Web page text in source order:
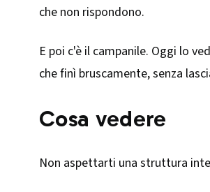
che non rispondono.
E poi c'è il campanile. Oggi lo
che finì bruscamente, senza
Cosa vedere
Non aspettarti una struttura